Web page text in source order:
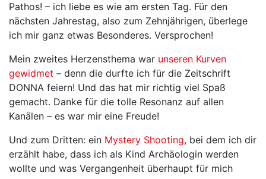
Pathos! – ich liebe es wie am ersten Tag. Für den
nächsten Jahrestag, also zum Zehnjährigen, überlege
ich mir ganz etwas Besonderes. Versprochen!
Mein zweites Herzensthema war unseren Kurven
gewidmet – denn die durfte ich für die Zeitschrift
DONNA feiern! Und das hat mir richtig viel Spaß
gemacht. Danke für die tolle Resonanz auf allen
Kanälen – es war mir eine Freude!
Und zum Dritten: ein Mystery Shooting, bei dem ich dir
erzählt habe, dass ich als Kind Archäologin werden
wollte und was Vergangenheit überhaupt für mich